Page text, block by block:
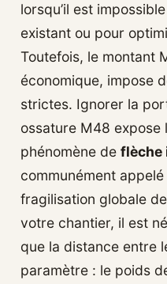
lorsqu’il est
existant ou pour
Toutefois, le montant
économique, impose
strictes. Ignorer la
ossature M48 expose
phénomène de flèche
communément
fragilisation globale
votre chantier, il est
que la distance entre
paramètre : le poids